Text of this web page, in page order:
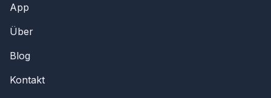
App
Über
Blog
Kontakt